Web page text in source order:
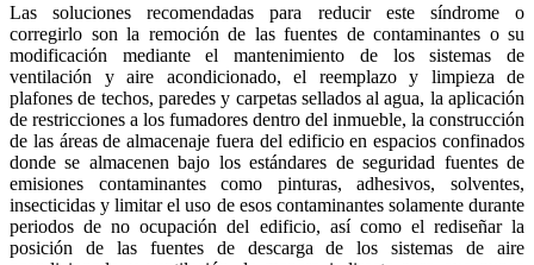
Las soluciones recomendadas para reducir este síndrome o
corregirlo son la remoción de las fuentes de contaminantes o su
modificación mediante el mantenimiento de los sistemas de
ventilación y aire acondicionado, el reemplazo y limpieza de
plafones de techos, paredes y carpetas sellados al agua, la aplicación
de restricciones a los fumadores dentro del inmueble, la construcción
de las áreas de almacenaje fuera del edificio en espacios confinados
donde se almacenen bajo los estándares de seguridad fuentes de
emisiones contaminantes como pinturas, adhesivos, solventes,
insecticidas y limitar el uso de esos contaminantes solamente durante
periodos de no ocupación del edificio, así como el rediseñar la
posición de las fuentes de descarga de los sistemas de aire